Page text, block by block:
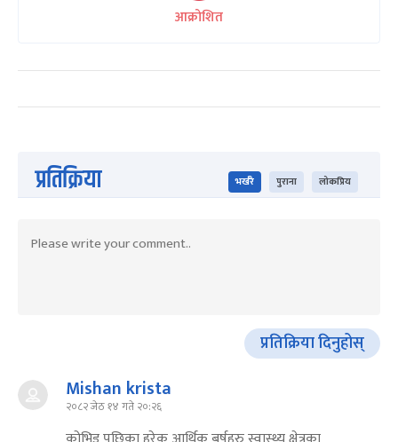
आक्रोशित
प्रतिक्रिया भर्खरै पुराना लोकप्रिय
प्रतिक्रिया दिनुहोस्
Mishan krista
२०८२ जेठ १४ गते २०:२६